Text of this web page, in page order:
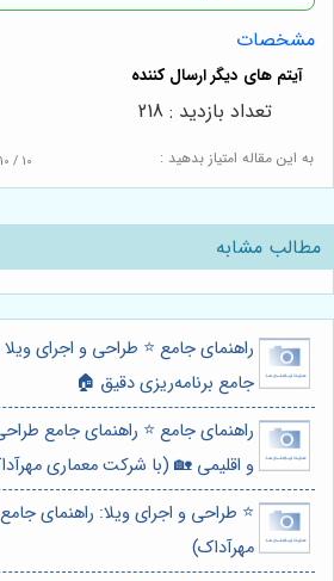
مشخصات
به این مقاله امتیاز بدهید : 10 / 10
تعداد بازدید : 218
مطالب مشابه
راهنمای جامع ⭐️ طراحی و اجرای ویلا
جامع برنامه‌ریزی دقیق 🏠
راهنمای جامع ⭐️ راهنمای جامع
و اقلیمی 🏡 (با شرکت معماری
⭐️ طراحی و اجرای ویلا: راهنمای
مهرآداک)